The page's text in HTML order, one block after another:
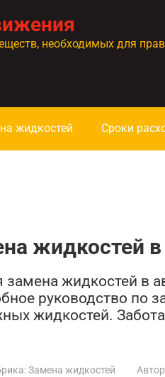
необходимых для
жидкостей Сроки
жидкостей
замена жидкостей в
руководство по
жидкостей.
Замена жидкостей